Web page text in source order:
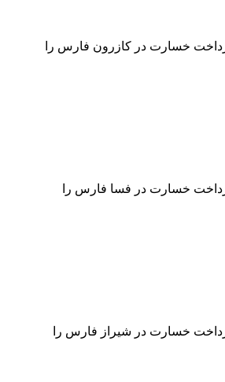
خسارت در کازرون فارس را
خسارت در فسا فارس را
خسارت در شیراز فارس را